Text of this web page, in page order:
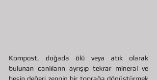
Kompost, doğada ölü veya atık olarak
bulunan canlıların ayrışıp tekrar mineral ve